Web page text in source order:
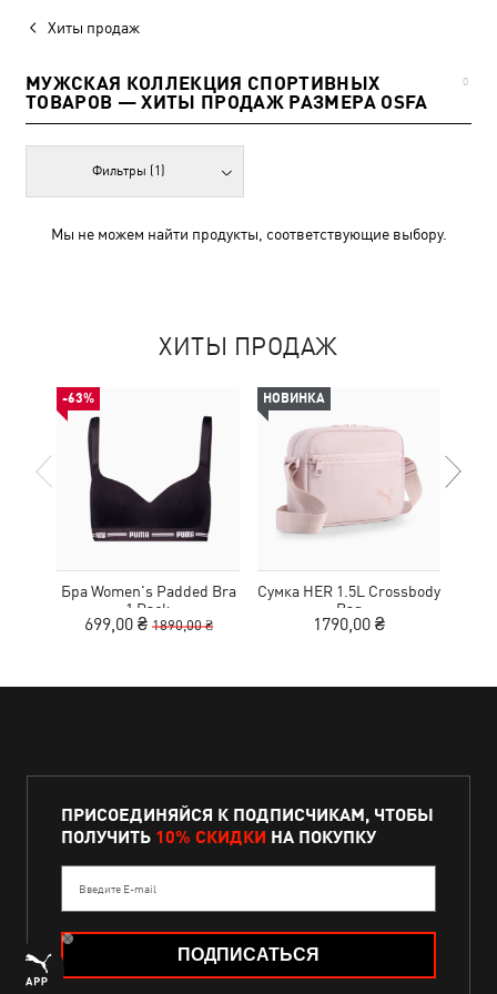
Хиты продаж
МУЖСКАЯ КОЛЛЕКЦИЯ СПОРТИВНЫХ
ТОВАРОВ — ХИТЫ ПРОДАЖ РАЗМЕРА OSFA
0
Фильтры (1)
Мы не можем найти продукты, соответствующие выбору.
ХИТЫ ПРОДАЖ
-63%
Бра Women's Padded Bra
1 Pack
699,00 ₴ 1890,00 ₴
НОВИНКА
Сумка HER 1.5L Crossbody
Bag
1790,00 ₴
ПРИСОЕДИНЯЙСЯ К ПОДПИСЧИКАМ, ЧТОБЫ
ПОЛУЧИТЬ 10% СКИДКИ НА ПОКУПКУ
Введите E-mail
ПОДПИСАТЬСЯ